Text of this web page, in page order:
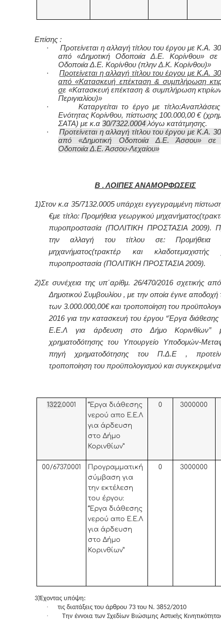
Επίσης :
·
Προτείνεται η αλλαγή τίτλου του έργου με Κ.Α.
από «Δημοτική Οδοποιία Δ.Ε. Κορίνθου» σε
Οδοποιία Δ.Ε. Κορίνθου (πλην Δ.Κ. Κορίνθου)»
·
Προτείνεται η αλλαγή τίτλου του έργου με Κ.Α.
από «Κατασκευή επέκταση & συμπλήρωση
σε «Κατασκευή επέκταση & συμπλήρωση
Περιγιαλίου)»
·
Καταργείται το έργο με
Ενότητας Κορίνθου, πίστωσης 100.000,00 €
ΣΑΤΑ) με κ.α 30/7322.0004 λόγω κατάτμησης.
·
Προτείνεται η αλλαγή τίτλου του έργου με Κ.Α.
από «Δημοτική Οδοποιία Δ.Ε. Άσσου» σε
Οδοποιία Δ.Ε. Άσσου-Λεχαίου»
Β . ΛΟΙΠΕΣ ΑΝΑΜΟΡΦΩΣΕΙΣ
1)Στον κ.α 35/7132.0005 υπάρχει εγγεγραμμένη
€με τίτλο: Προμήθεια γεωργικού
πυροπροστασία (ΠΟΛΙΤΙΚΗ ΠΡΟΣΤΑΣΙΑ 2009).
την αλλαγή του τίτλου σε: Προμήθεια
μηχανήματος(τρακτέρ και
πυροπροστασία (ΠΟΛΙΤΙΚΗ ΠΡΟΣΤΑΣΙΑ 2009).
2)Σε συνέχεια της υπ΄αρίθμ. 26/470/2016 σχετικής
Δημοτικού Συμβουλίου , με την οποία έγινε
των 3.000.000,00€ και τροποποίηση του
2016 για την κατασκευή του έργου “Έργα
Ε.Ε.Λ για άρδευση στο Δήμο Κορινθίων”
χρηματοδότησης του Υπουργείο Υποδομών-
πηγή χρηματοδότησης του Π.Δ.Ε ,
τροποποίηση του προϋπολογισμού και
1322.0001
“Έργα διάθεσης
νερού απο Ε.Ε.Λ
για άρδευση
στο Δήμο
Κορινθίων”
0 3000000
00/6737.0001
Προγραμματική
σύμβαση για
την εκτέλεση
του έργου:
“Έργα διάθεσης
νερού απο Ε.Ε.Λ
για άρδευση
στο Δήμο
Κορινθίων”
0 3000000
3)Έχοντας υπόψη:
·
τις διατάξεις του άρθρου 73 του Ν. 3852/2010
·
Την έννοια των Σχεδίων Βιώσιμης Αστικής